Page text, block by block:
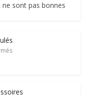
ne sont pas bonnes